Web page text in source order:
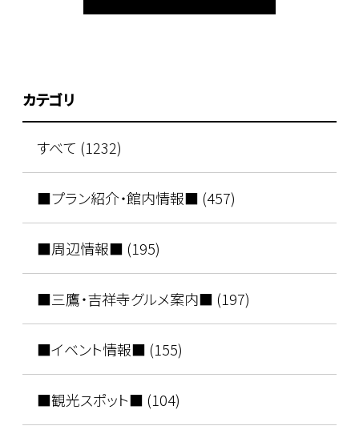
カテゴリ
すべて (1232)
■プラン紹介・館内情報■ (457)
■周辺情報■ (195)
■三鷹・吉祥寺グルメ案内■ (197)
■イベント情報■ (155)
■観光スポット■ (104)